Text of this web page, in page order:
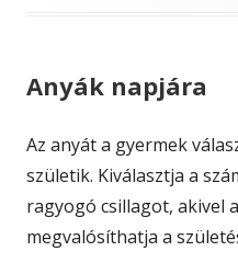
Anyák napjára
Az anyát a gyermek
születik. Kiválasztja a
ragyogó csillagot, akivel
megvalósíthatja a